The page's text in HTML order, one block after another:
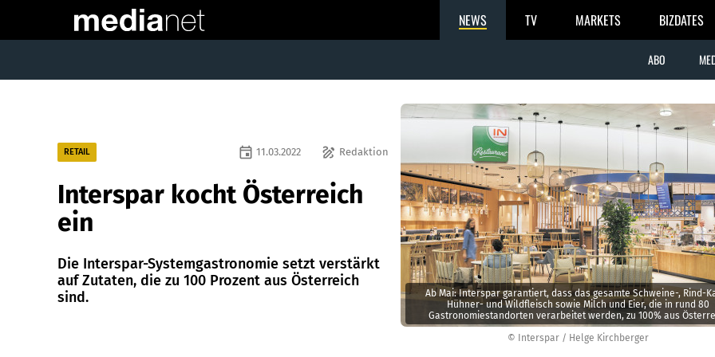
NEWS TV MARKETS BIZDATES
ABO
© Interspar / Helge Kirchberger
Ab Mai: Interspar garantiert, dass das gesamte Schweine-, Rind-
Hühner- und Wildfleisch sowie Milch und Eier, die in rund 80
Gastronomiestandorten verarbeitet werden, zu 100% aus
stammen.
RETAIL draw Redaktion
event 11.03.2022
Interspar kocht Österreich
ein
Die Interspar-Systemgastronomie setzt verstärkt
auf Zutaten, die zu 100 Prozent aus Österreich
sind.